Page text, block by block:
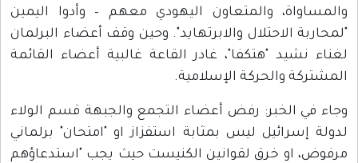
والمساواة، والمتعاون اليهودي معهم – وأدوا اليمين
"لمحاربة الاحتلال والابرتهايد". وحين وقف أعضاء البرلمان
لغناء نشيد "هتكفا"، غادر القاعة غالبية أعضاء القائمة
المشتركة والحركة الإسلامية.
وجاء في الخبر: رفض أعضاء التجمع والجبهة قسم الولاء
لدولة إسرائيل ليس بمثابة استفزاز او "امتحان" برلماني
مرفوض، او خرق لقوانين الكنيست حيث يجب "استدعاؤهم